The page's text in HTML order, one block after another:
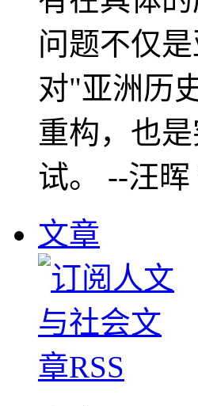
问题不仅
对"亚洲历
重构，也
试。 --汪
文章